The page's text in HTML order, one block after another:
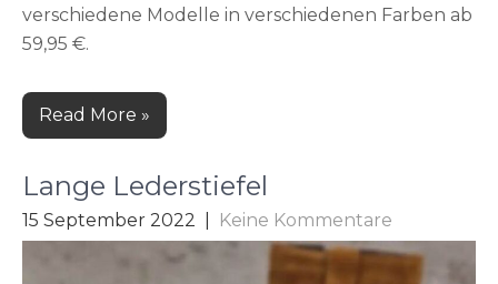
verschiedene Modelle in verschiedenen Farben ab
59,95 €.
Read More »
Lange Lederstiefel
15 September 2022 Keine Kommentare